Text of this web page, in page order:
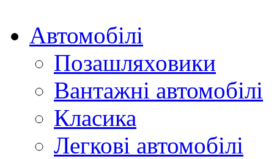
Автомобілі
Позашляховики
Вантажні автомобілі
Класика
Легкові автомобілі